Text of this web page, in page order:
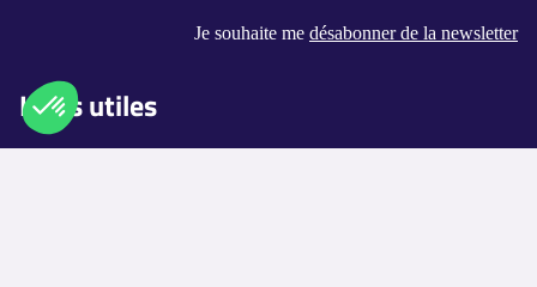
Je souhaite me désabonner de la newsletter
Liens utiles